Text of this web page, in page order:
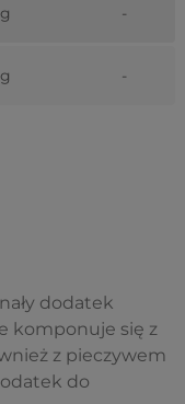
-
-
dodatek
komponuje się z
z pieczywem
do